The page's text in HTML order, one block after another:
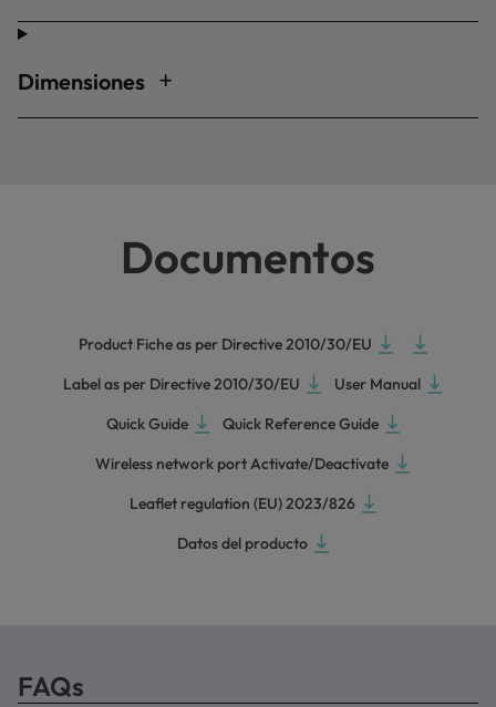
Dimensiones
Documentos
Product Fiche as per Directive 2010/30/EU
Label as per Directive 2010/30/EU
User Manual
Quick Guide
Quick Reference Guide
Wireless network port Activate/Deactivate
Leaflet regulation (EU) 2023/826
Datos del producto
FAQs